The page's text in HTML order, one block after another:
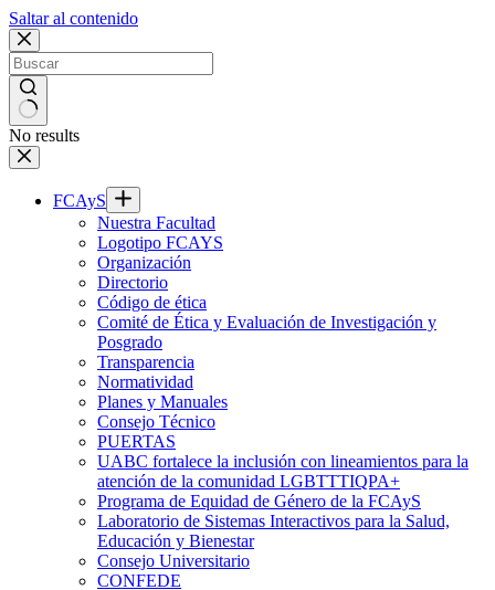
Saltar al contenido
No results
FCAyS
Nuestra Facultad
Logotipo FCAYS
Organización
Directorio
Código de ética
Comité de Ética y Evaluación de Investigación y
Posgrado
Transparencia
Normatividad
Planes y Manuales
Consejo Técnico
PUERTAS
UABC fortalece la inclusión con lineamientos para la
atención de la comunidad LGBTTTIQPA+
Programa de Equidad de Género de la FCAyS
Laboratorio de Sistemas Interactivos para la Salud,
Educación y Bienestar
Consejo Universitario
CONFEDE